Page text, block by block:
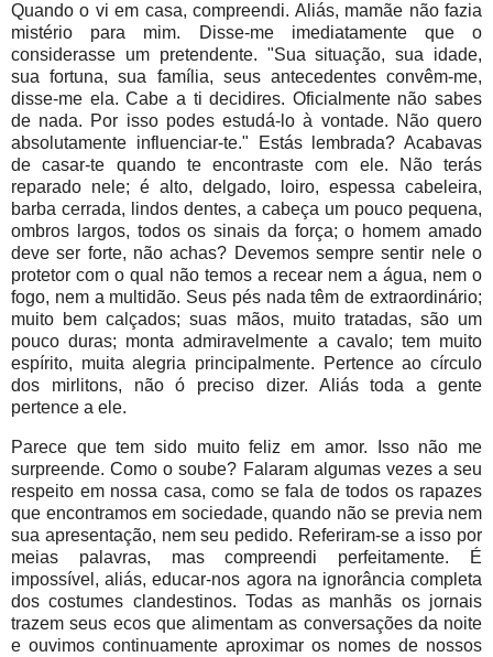
Quando o vi em casa, compreendi. Aliás, mamãe não fazia
mistério para mim. Disse-me imediatamente que o
considerasse um pretendente. "Sua situação, sua idade,
sua fortuna, sua família, seus antecedentes convêm-me,
disse-me ela. Cabe a ti decidires. Oficialmente não sabes
de nada. Por isso podes estudá-lo à vontade. Não quero
absolutamente influenciar-te." Estás lembrada? Acabavas
de casar-te quando te encontraste com ele. Não terás
reparado nele; é alto, delgado, loiro, espessa cabeleira,
barba cerrada, lindos dentes, a cabeça um pouco pequena,
ombros largos, todos os sinais da força; o homem amado
deve ser forte, não achas? Devemos sempre sentir nele o
protetor com o qual não temos a recear nem a água, nem o
fogo, nem a multidão. Seus pés nada têm de extraordinário;
muito bem calçados; suas mãos, muito tratadas, são um
pouco duras; monta admiravelmente a cavalo; tem muito
espírito, muita alegria principalmente. Pertence ao círculo
dos mirlitons, não ó preciso dizer. Aliás toda a gente
pertence a ele.
Parece que tem sido muito feliz em amor. Isso não me
surpreende. Como o soube? Falaram algumas vezes a seu
respeito em nossa casa, como se fala de todos os rapazes
que encontramos em sociedade, quando não se previa nem
sua apresentação, nem seu pedido. Referiram-se a isso por
meias palavras, mas compreendi perfeitamente. É
impossível, aliás, educar-nos agora na ignorância completa
dos costumes clandestinos. Todas as manhãs os jornais
trazem seus ecos que alimentam as conversações da noite
e ouvimos continuamente aproximar os nomes de nossos